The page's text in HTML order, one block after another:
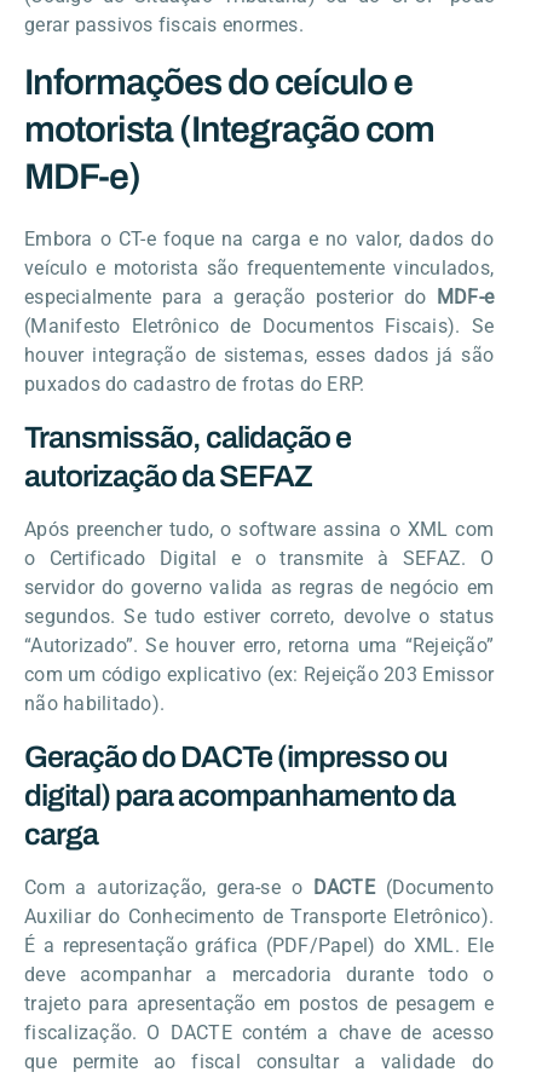
gerar passivos fiscais enormes.
Informações do ceículo e
motorista (Integração com
MDF-e)
Embora o CT-e foque na carga e no valor, dados do
veículo e motorista são frequentemente vinculados,
especialmente para a geração posterior do
MDF-e
(Manifesto Eletrônico de Documentos Fiscais). Se
houver integração de sistemas, esses dados já são
puxados do cadastro de frotas do ERP.
Transmissão, calidação e
autorização da SEFAZ
Após preencher tudo, o software assina o XML com
o Certificado Digital e o transmite à SEFAZ. O
servidor do governo valida as regras de negócio em
segundos. Se tudo estiver correto, devolve o status
“Autorizado”. Se houver erro, retorna uma “Rejeição”
com um código explicativo (ex: Rejeição 203 Emissor
não habilitado).
Geração do DACTe (impresso ou
digital) para acompanhamento da
carga
Com a autorização, gera-se o DACTE(Documento
Auxiliar do Conhecimento de Transporte Eletrônico).
É a representação gráfica (PDF/Papel) do XML. Ele
deve acompanhar a mercadoria durante todo o
trajeto para apresentação em postos de pesagem e
fiscalização. O DACTE contém a chave de acesso
que permite ao fiscal consultar a validade do